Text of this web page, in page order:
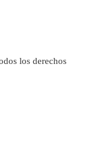
los derechos